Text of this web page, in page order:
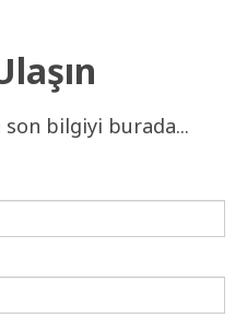
bilgiyi burada...